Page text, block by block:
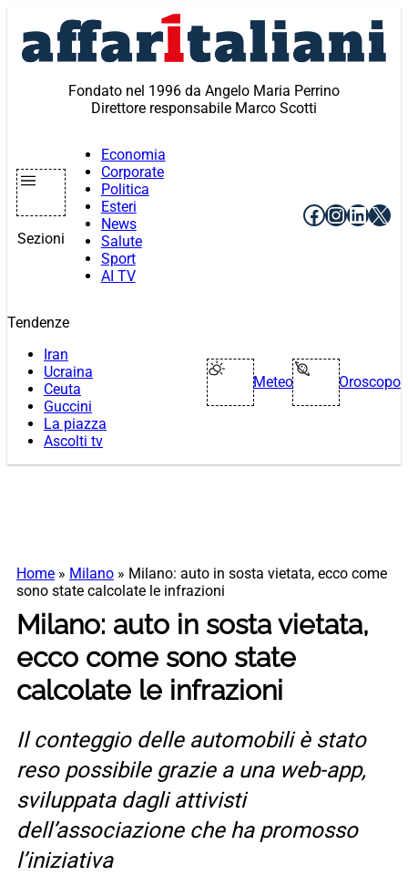
contenuto
Fondato nel 1996 da Angelo Maria Perrino
Direttore responsabile Marco Scotti
Sezioni
Economia
Corporate
Politica
Esteri
News
Salute
Sport
AI TV
Facebook
X
Tendenze
Iran
Ucraina
Ceuta
Guccini
La piazza
Ascolti tv
Meteo Oroscopo
Home » Milano » Milano: auto in sosta vietata, ecco come
sono state calcolate le infrazioni
Milano: auto in sosta vietata,
ecco come sono state
calcolate le infrazioni
Il conteggio delle automobili è stato
reso possibile grazie a una web-app,
sviluppata dagli attivisti
dell’associazione che ha promosso
l’iniziativa